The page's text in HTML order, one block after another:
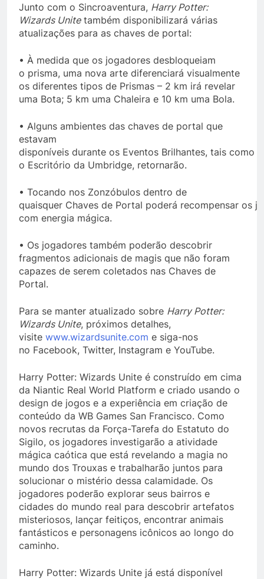
Junto com o Sincroaventura, Harry Potter:
Wizards Unitetambém disponibilizará várias
atualizações para as chaves de portal:
• À medida que os jogadores desbloqueiam
o prisma, uma nova arte diferenciará visualmente
os diferentes tipos de Prismas – 2 km irá revelar
uma Bota; 5 km uma Chaleira e 10 km uma Bola.
• Alguns ambientes das chaves de portal que
estavam
disponíveis durante os Eventos Brilhantes, tais como
o Escritório da Umbridge, retornarão.
• Tocando nos Zonzóbulos dentro de
quaisquer Chaves de Portal poderá recompensar os
com energia mágica.
• Os jogadores também poderão descobrir
fragmentos adicionais de magis que não foram
capazes de serem coletados nas Chaves de
Portal.
Para se manter atualizado sobre Harry Potter:
Wizards Unite, próximos detalhes,
visite www.wizardsunite.com e siga-nos
no Facebook, Twitter, Instagram e YouTube.
Harry Potter: Wizards Unite é construído em cima
da Niantic Real World Platform e criado usando o
design de jogos e a experiência em criação de
conteúdo da WB Games San Francisco. Como
novos recrutas da Força-Tarefa do Estatuto do
Sigilo, os jogadores investigarão a atividade
mágica caótica que está revelando a magia no
mundo dos Trouxas e trabalharão juntos para
solucionar o mistério dessa calamidade. Os
jogadores poderão explorar seus bairros e
cidades do mundo real para descobrir artefatos
misteriosos, lançar feitiços, encontrar animais
fantásticos e personagens icônicos ao longo do
caminho.
Harry Potter: Wizards Unite já está disponível